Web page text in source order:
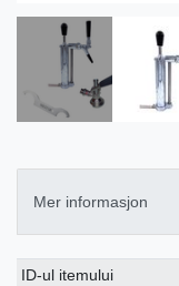
Mer informasjon
ID-ul itemului